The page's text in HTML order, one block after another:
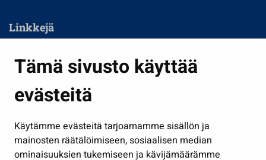
Tämä sivusto käyttää
evästeitä
Käytämme evästeitä tarjoamamme sisällön ja
mainosten räätälöimiseen, sosiaalisen median
ominaisuuksien tukemiseen ja kävijämäärämme
Linkkejä
Kasvatus ja opetus
Kulttuuri ja liikunta
Työ ja yrittäminen
Osallistu ja asioi